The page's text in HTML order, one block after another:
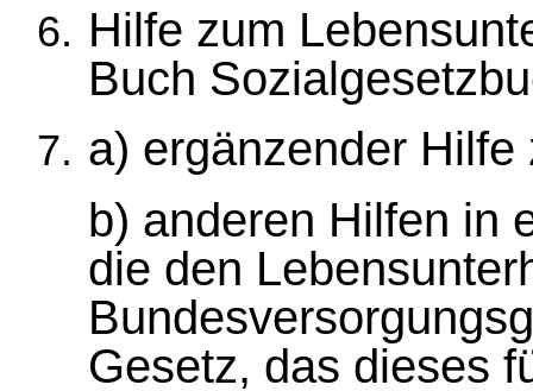
Hilfe zum
Buch
a) ergänzender
b) anderen Hilfen in
die den
Gesetz, das dieses